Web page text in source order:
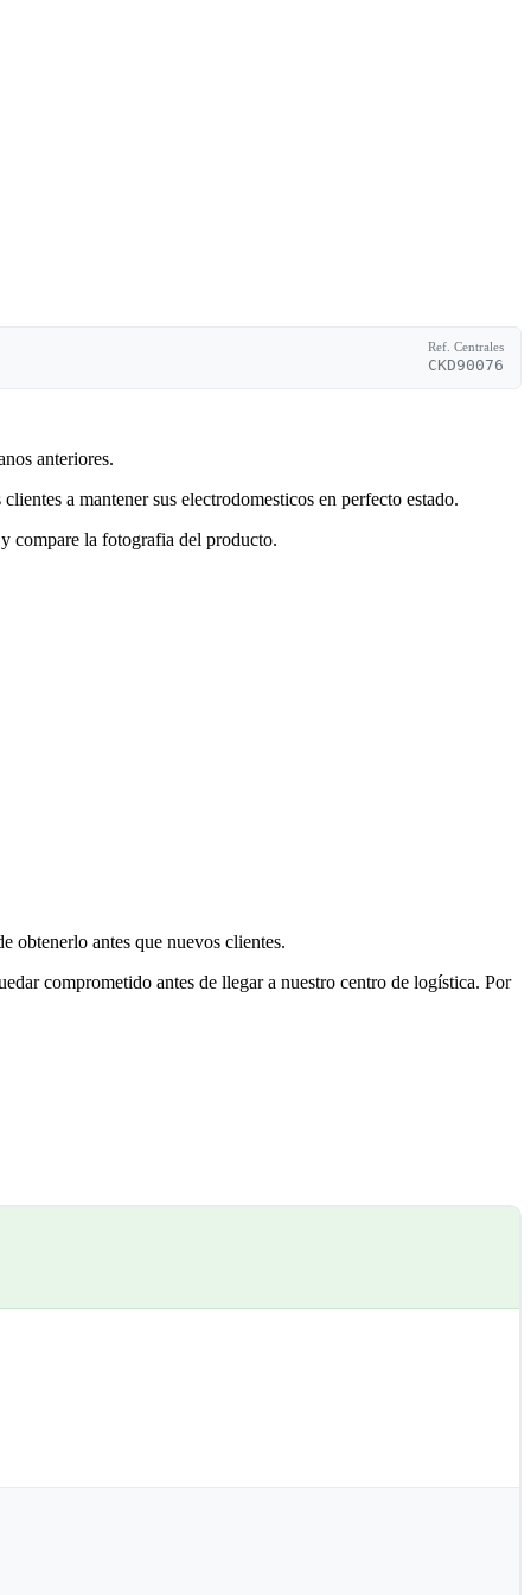
Ref. Centrales
CKD90076
anteriores.
a mantener sus electrodomesticos en perfecto estado.
compare la fotografia del producto.
obtenerlo antes que nuevos clientes.
comprometido antes de llegar a nuestro centro de logística. Por